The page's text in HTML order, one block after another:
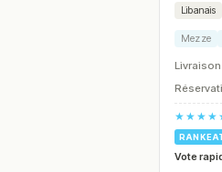
Libanais
Mezze
Livraison
Vote